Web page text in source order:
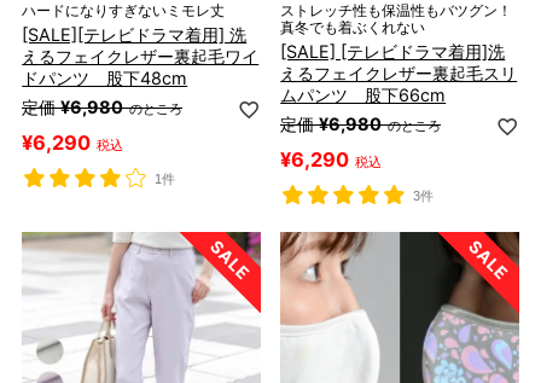
ハードになりすぎないミモレ丈
[SALE][テレビドラマ着用] 洗
えるフェイクレザー裏起毛ワイ
ドパンツ 股下48cm
定価 ¥6,980 のところ
¥6,290 税込
1件
ストレッチ性も保温性もバツグン！
真冬でも着ぶくれない
[SALE] [テレビドラマ着用]洗
えるフェイクレザー裏起毛スリ
ムパンツ 股下66cm
定価 ¥6,980 のところ
¥6,290 税込
3件